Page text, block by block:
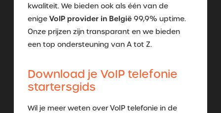
kwaliteit. We bieden ook als één van de
enige VoIP provider in België 99,9% uptime.
Onze prijzen zijn transparant en we bieden
een top ondersteuning van A tot Z.
Download je VoIP telefonie
startersgids
Wil je meer weten over VoIP telefonie in de